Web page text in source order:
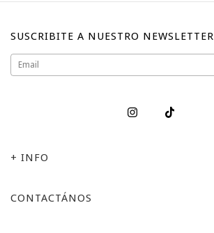
SUSCRIBITE A NUESTRO NEWSLETTER
+ INFO
CONTACTÁNOS